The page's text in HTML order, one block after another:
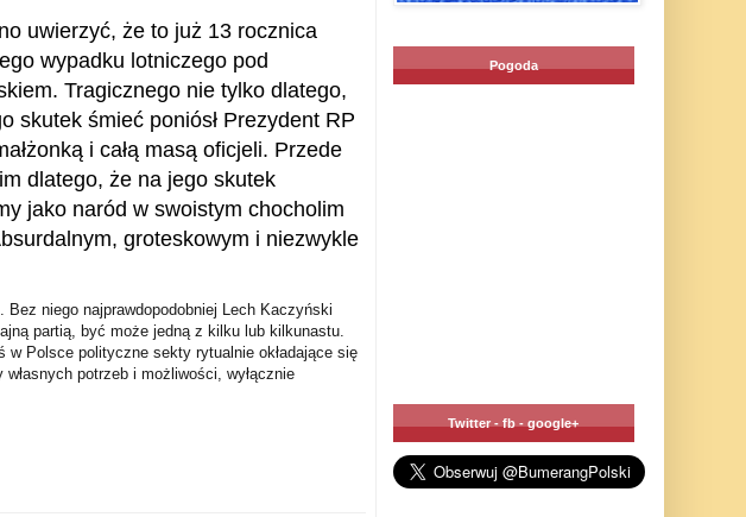
uwierzyć, że to już 13 rocznica
wypadku lotniczego pod
Tragicznego nie tylko dlatego,
skutek śmieć poniósł Prezydent RP
i całą masą oficjeli. Przede
dlatego, że na jego skutek
jako naród w swoistym chocholim
groteskowym i niezwykle
niego najprawdopodobniej Lech Kaczyński
partią, być może jedną z kilku lub kilkunastu.
Polsce polityczne sekty rytualnie okładające się
potrzeb i możliwości, wyłącznie
Pogoda
Twitter - fb - google+